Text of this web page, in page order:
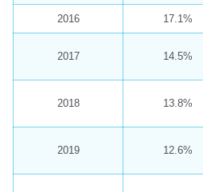
2016 17.1%
2017 14.5%
2018 13.8%
2019 12.6%